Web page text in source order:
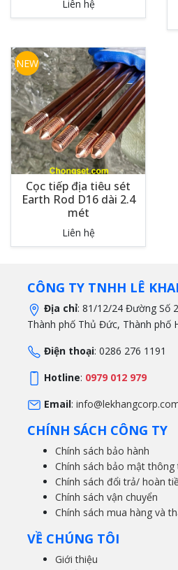
Liên hệ
NEW
Cọc tiếp địa tiêu sét
Earth Rod D16 dài 2.4
mét
Liên hệ
CÔNG TY TNHH LÊ
Địa chỉ: 81/12/24 Đường Số
Thành phố Thủ Đức, Thành phố
Điện thoại: 0286 276 1191
Hotline: 0979 012 979
Email:
CHÍNH SÁCH CÔNG TY
Chính sách bảo hành
Chính sách bảo mật thông
Chính sách đổi trả/ hoàn
Chính sách vận chuyển
Chính sách mua hàng và
VỀ CHÚNG TÔI
Giới thiệu